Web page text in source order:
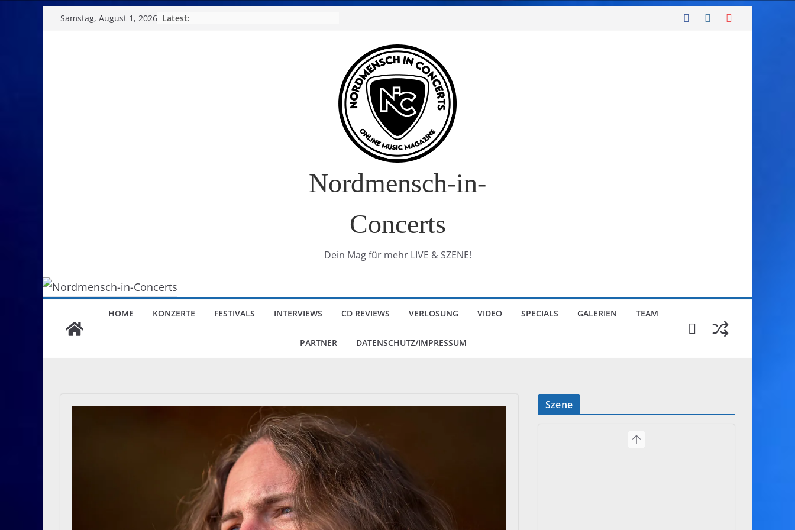
SkipSamstag, August 1, 2026 Latest:
Nordmensch-in-
Concerts
Dein Mag für mehr LIVE & SZENE!
HOME KONZERTE FESTIVALS INTERVIEWS CD REVIEWS VERLOSUNG VIDEO SPECIALS GALERIEN TEAM
PARTNER DATENSCHUTZ/IMPRESSUM
Szene